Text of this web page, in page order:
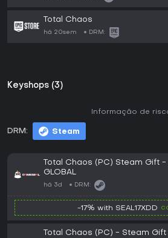
Total Chaos
há 20sem DRM:
Keyshops (3)
DRM: Steam
Informação de
Total Chaos (PC) Steam Gift -
GLOBAL
há 3d DRM:
-17% with SEAL17XDD
Total Chaos (PC) - Steam Gift